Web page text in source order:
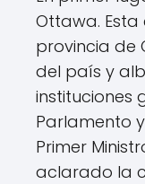
Ottawa.
provincia de
del país y
instituciones
Parlamento
Primer
aclarado la